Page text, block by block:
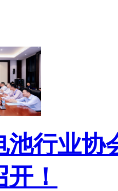
池行业协
！